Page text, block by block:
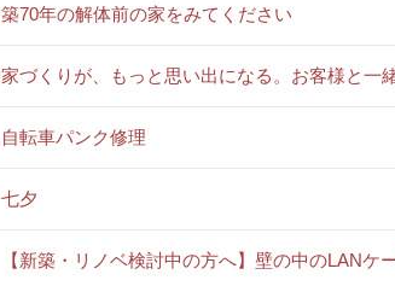
築70年の解体前の家をみてください
家づくりが、もっと思い出になる。お客様と一
自転車パンク修理
七夕
【新築・リノベ検討中の方へ】壁の中のLAN